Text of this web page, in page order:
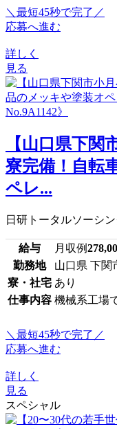
＼最短45秒で完了／
応募へ進む
詳しく
見る
【山口県下関
寮完備！自転
ペレ...
日研トータルソーシ
給与 月収例
勤務地
山口県 下関
寮・社宅 あり
仕事内容 機械系工場
＼最短45秒で完了／
応募へ進む
詳しく
見る
スペシャル